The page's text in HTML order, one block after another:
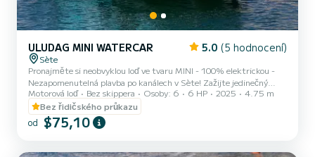
ULUDAG MINI WATERCAR 5.0 (5 hodnocení)
Sète
Pronajměte si neobvyklou loď ve tvaru MINI - 100% elektrickou -
Nezapomenutelná plavba po kanálech v Sète! Zažijte jedinečný
zážitek v Sète na palubě naší originální elektrické lodi MINI!
Kombinujte radost z plavby po vodě s půvabem ikonického
automobilu, vše v jedinečném prostředí: typických kanálů "Malé
Benátky Languedocu". Vlastnosti lodi: - Unikátní tvar MINI,
- Až 6 osob na palubě - Bez potřeby řidičského průkazu: snadné
Motorová loď Bez skippera Osoby: 6 6 HP 2025
4.75 m
Bez řidičského průkazu
od $75,10